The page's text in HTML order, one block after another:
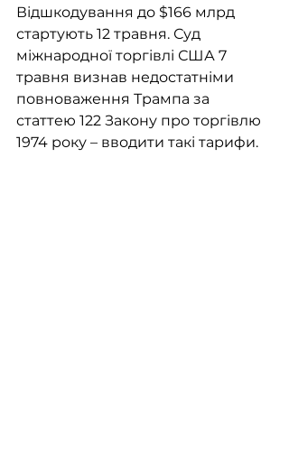
Відшкодування до $166 млрд
стартують 12 травня. Суд
міжнародної торгівлі США 7
травня визнав недостатніми
повноваження Трампа за
статтею 122 Закону про торгівлю
1974 року – вводити такі тарифи.